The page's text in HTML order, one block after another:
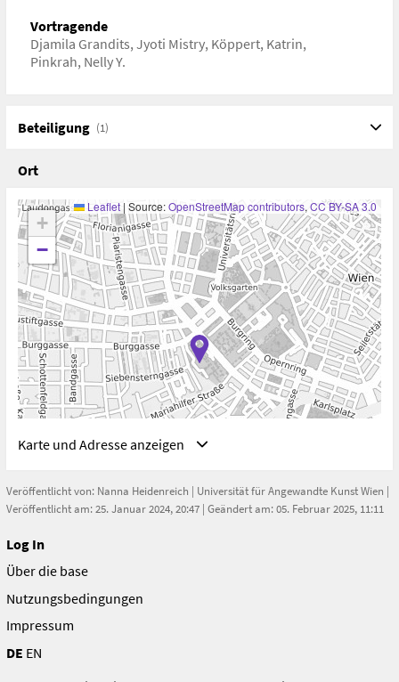
Vortragende
Djamila Grandits, Jyoti Mistry, Köppert, Katrin,
Pinkrah, Nelly Y.
Beteiligung (1)
Ort
+
−
Leaflet | Source:OpenStreetMap contributors,CC BY-SA 3.0
Adresse
Tanzquartier Wien, Wien, Österreich
Wien
Österreich
Karte und Adresse anzeigen
Veröffentlicht von: Nanna Heidenreich | Universität für Angewandte Kunst Wien |
Veröffentlicht am: 25. Januar 2024, 20:47 | Geändert am: 05. Februar 2025, 11:11
Log In
Über die base
Nutzungsbedingungen
Impressum
DE EN